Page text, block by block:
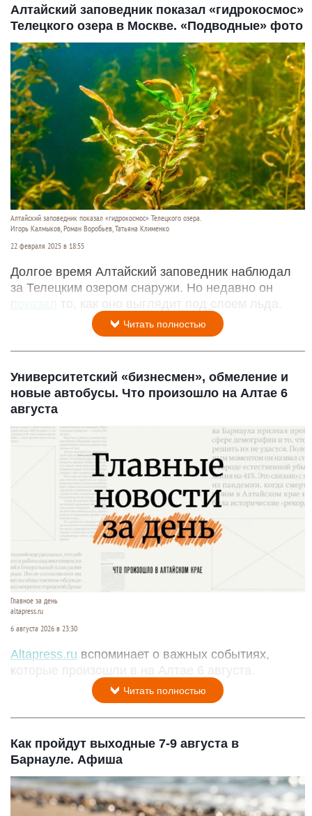
Алтайский заповедник показал «гидрокосмос»
Телецкого озера в Москве. «Подводные» фото
Алтайский заповедник показал «гидрокосмос» Телецкого озера.
Игорь Калмыков, Роман Воробьев, Татьяна Клименко
22 февраля 2025 в 18:55
Долгое время Алтайский заповедник наблюдал
за Телецким озером снаружи. Но недавно он
показал
то, как оно выглядит под слоем льда.
Читать полностью
Университетский «бизнесмен», обмеление и
новые автобусы. Что произошло на Алтае 6
августа
Главное за день
altapress.ru
6 августа 2026 в 23:30
Altapress.ru вспоминает о важных событиях,
которые произошли в на Алтае 6 августа.
Читать полностью
Как пройдут выходные 7-9 августа в
Барнауле. Афиша